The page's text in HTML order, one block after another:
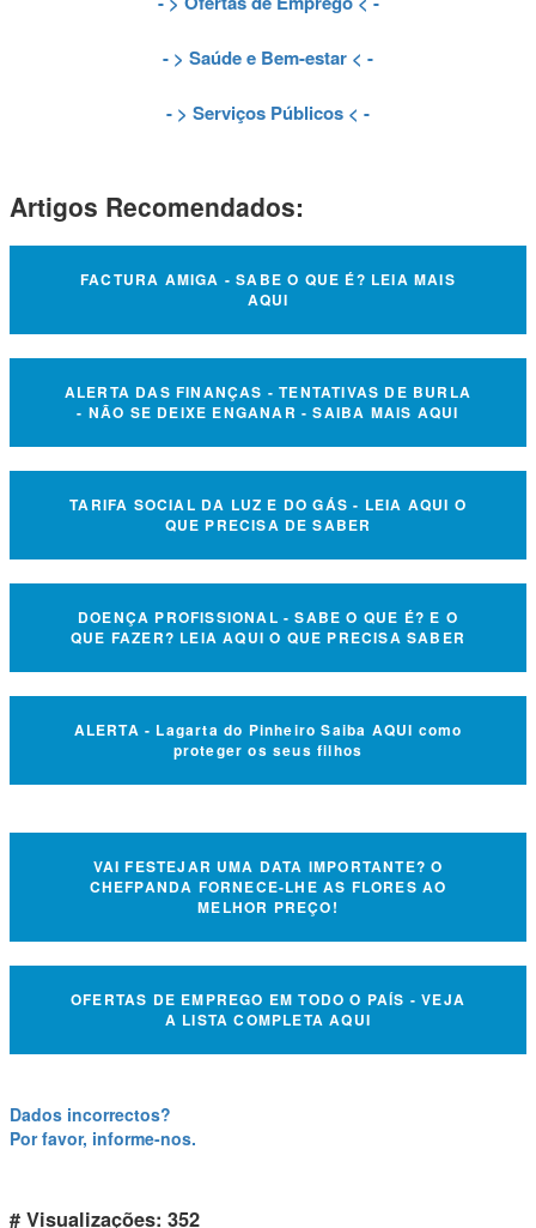
- > Saúde e Bem-estar < -
- > Serviços Públicos < -
Artigos Recomendados:
FACTURA AMIGA - SABE O QUE É? LEIA MAIS
AQUI
ALERTA DAS FINANÇAS - TENTATIVAS DE BURLA
- NÃO SE DEIXE ENGANAR - SAIBA MAIS AQUI
TARIFA SOCIAL DA LUZ E DO GÁS - LEIA AQUI O
QUE PRECISA DE SABER
DOENÇA PROFISSIONAL - SABE O QUE É? E O
QUE FAZER? LEIA AQUI O QUE PRECISA SABER
ALERTA - Lagarta do Pinheiro Saiba AQUI como
proteger os seus filhos
VAI FESTEJAR UMA DATA IMPORTANTE? O
CHEFPANDA FORNECE-LHE AS FLORES AO
MELHOR PREÇO!
OFERTAS DE EMPREGO EM TODO O PAÍS - VEJA
A LISTA COMPLETA AQUI
Dados incorrectos?
Por favor, informe-nos.
# Visualizações: 352